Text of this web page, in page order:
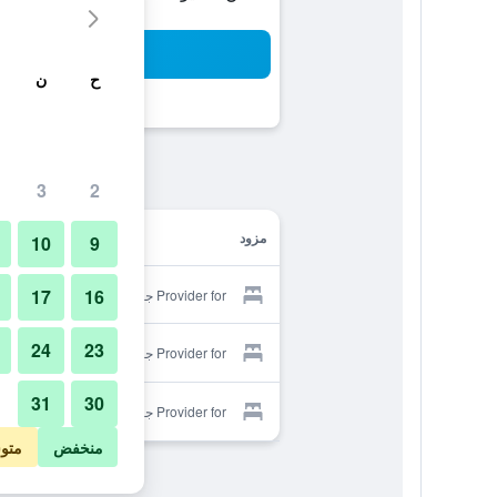
مزود
Provider for جيتشا هوستل
Provider for جيتشا هوستل
Provider for جيتشا هوستل
ح ن
2
3
9
10
16
17
23
24
30
31
منخفض